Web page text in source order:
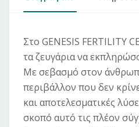
Στο GENESIS FERTILITY
τα ζευγάρια να
Με σεβασμό στον
περιβάλλον που δεν
και αποτελεσματικές
σκοπό αυτό τις πλέον